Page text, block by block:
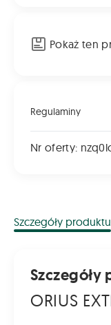
Pokaż ten
Regulaminy
Nr oferty:
Szczegóły produktu
Szczegóły
ORIUS